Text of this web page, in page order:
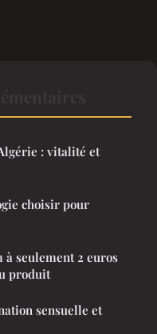
: vitalité et
choisir pour
seulement 2 euros
produit
sensuelle et